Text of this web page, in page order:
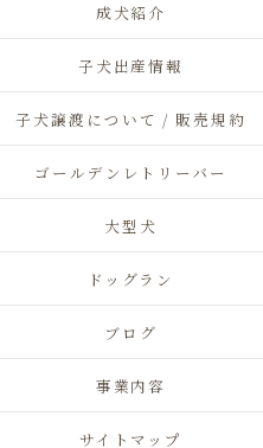
成犬紹介
子犬出産情報
子犬譲渡について / 販売規約
ゴールデンレトリーバー
大型犬
ドッグラン
ブログ
事業内容
サイトマップ